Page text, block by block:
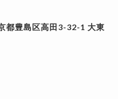
豊島区高田3-32-1 大東